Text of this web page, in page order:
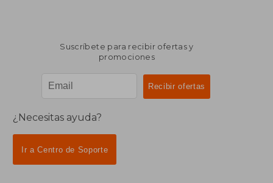
Suscríbete para recibir ofertas y
promociones
¿Necesitas ayuda?
Ir a Centro de Soporte